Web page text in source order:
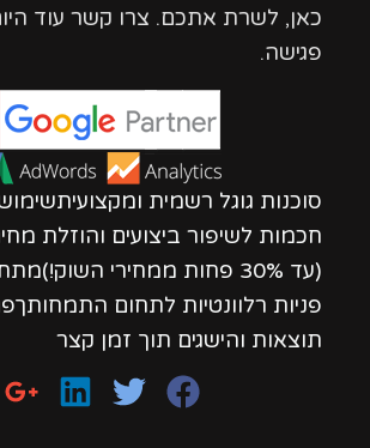
כאן, לשרת אתכם. צרו קשר עוד
פגישה.
סוכנות גוגל רשמית
חכמות לשיפור ביצועים והוזלת
(עד 30% פחות ממחירי
פניות רלוונטיות לתחום
תוצאות והישגים תוך זמן קצר